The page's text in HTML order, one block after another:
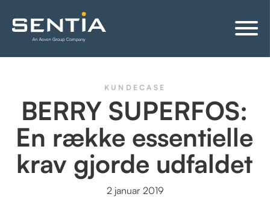
KUNDECASE
BERRY SUPERFOS:
En række essentielle
krav gjorde udfaldet
2 januar 2019